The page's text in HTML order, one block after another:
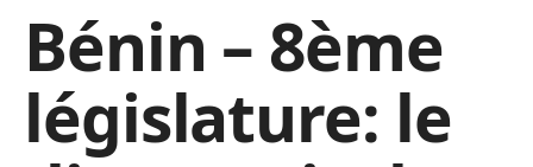
Bénin – 8ème
législature: le